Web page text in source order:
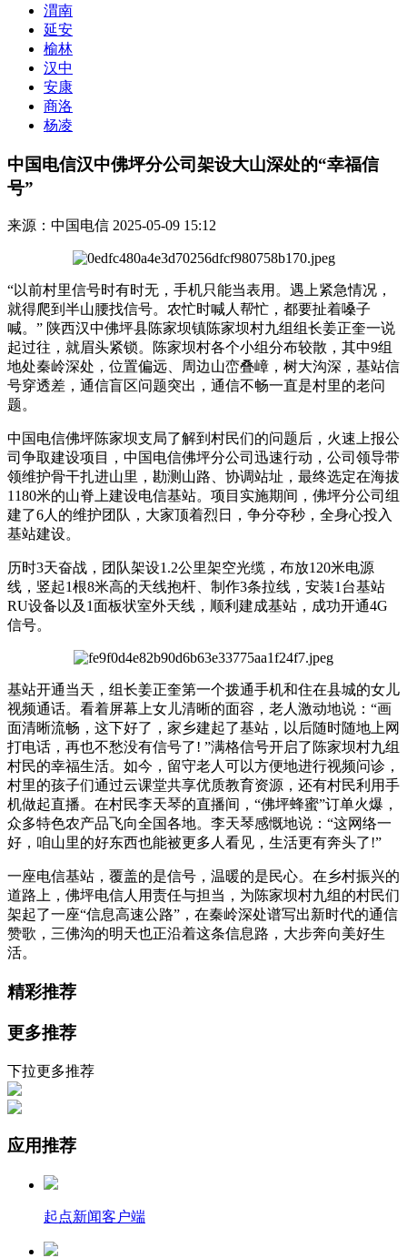
渭南
延安
榆林
汉中
安康
商洛
杨凌
中国电信汉中佛坪分公司架设大山深处的“幸福信
号”
来源：中国电信 2025-05-09 15:12
“以前村里信号时有时无，手机只能当表用。遇上紧急情况，
就得爬到半山腰找信号。农忙时喊人帮忙，都要扯着嗓子
喊。” 陕西汉中佛坪县陈家坝镇陈家坝村九组组长姜正奎一说
起过往，就眉头紧锁。陈家坝村各个小组分布较散，其中9组
地处秦岭深处，位置偏远、周边山峦叠嶂，树大沟深，基站信
号穿透差，通信盲区问题突出，通信不畅一直是村里的老问
题。
中国电信佛坪陈家坝支局了解到村民们的问题后，火速上报公
司争取建设项目，中国电信佛坪分公司迅速行动，公司领导带
领维护骨干扎进山里，勘测山路、协调站址，最终选定在海拔
1180米的山脊上建设电信基站。项目实施期间，佛坪分公司组
建了6人的维护团队，大家顶着烈日，争分夺秒，全身心投入
基站建设。
历时3天奋战，团队架设1.2公里架空光缆，布放120米电源
线，竖起1根8米高的天线抱杆、制作3条拉线，安装1台基站
RU设备以及1面板状室外天线，顺利建成基站，成功开通4G
信号。
基站开通当天，组长姜正奎第一个拨通手机和住在县城的女儿
视频通话。看着屏幕上女儿清晰的面容，老人激动地说：“画
面清晰流畅，这下好了，家乡建起了基站，以后随时随地上网
打电话，再也不愁没有信号了! ”满格信号开启了陈家坝村九组
村民的幸福生活。如今，留守老人可以方便地进行视频问诊，
村里的孩子们通过云课堂共享优质教育资源，还有村民利用手
机做起直播。在村民李天琴的直播间，“佛坪蜂蜜”订单火爆，
众多特色农产品飞向全国各地。李天琴感慨地说：“这网络一
好，咱山里的好东西也能被更多人看见，生活更有奔头了!”
一座电信基站，覆盖的是信号，温暖的是民心。在乡村振兴的
道路上，佛坪电信人用责任与担当，为陈家坝村九组的村民们
架起了一座“信息高速公路”，在秦岭深处谱写出新时代的通信
赞歌，三佛沟的明天也正沿着这条信息路，大步奔向美好生
活。
精彩推荐
更多推荐
下拉更多推荐
应用推荐
起点新闻客户端